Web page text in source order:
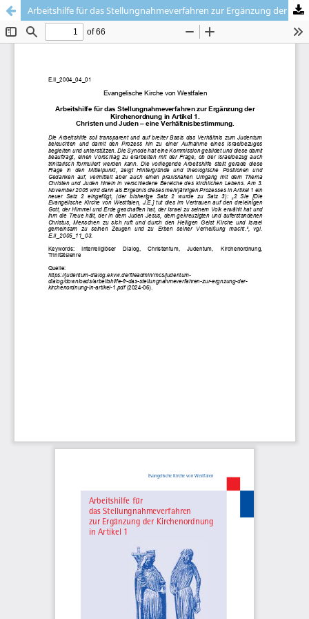
Arbeitshilfe für das Stellungnahmeverfahren zur Ergänzung der Kirchenordnung in Artikel 1